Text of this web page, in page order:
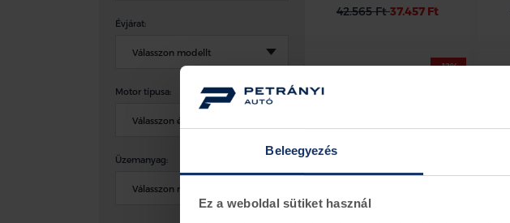
Beleegyezés
Ez a weboldal sütiket használ
Évjárat:
Motor típusa:
Üzemanyag:
42.565 Ft37.457 Ft
-12%